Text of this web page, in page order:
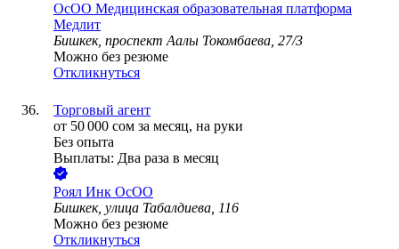
ОсОО Медицинская образовательная платформа
Медлит
Бишкек, проспект Аалы Токомбаева, 27/3
Можно без резюме
Откликнуться
Торговый агент
от 50 000 сом за месяц, на руки
Без опыта
Выплаты: Два раза в месяц
Роял Инк ОсОО
Бишкек, улица Табалдиева, 116
Можно без резюме
Откликнуться